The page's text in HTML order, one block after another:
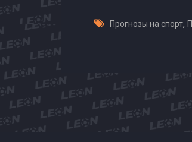
Прогнозы на спорт,